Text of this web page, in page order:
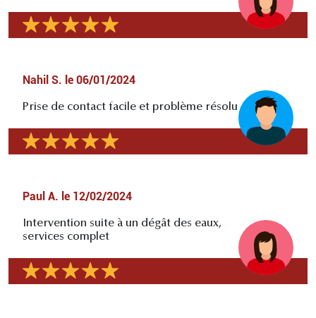
Nahil S. le 06/01/2024
Prise de contact facile et problème résolu
Paul A. le 12/02/2024
Intervention suite à un dégât des eaux,
services complet